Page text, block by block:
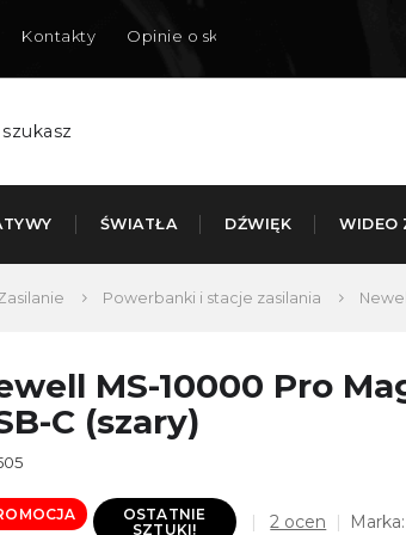
Kontakty Opinie o sklepie
ŚWIATŁA DŹWIĘK WIDEO
Powerbanki i stacje zasilania
MS-10000 Pro
C (szary)
OSTATNIE
SZTUKI!
Średnia
2 ocen Marka: